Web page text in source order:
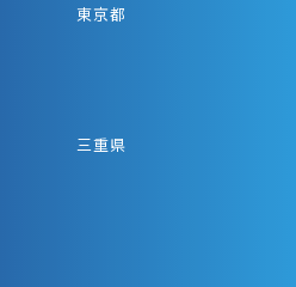
東京都
三重県